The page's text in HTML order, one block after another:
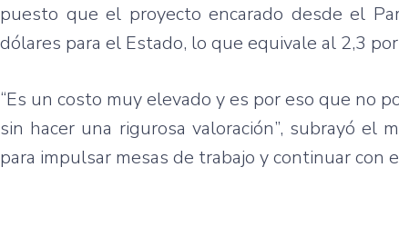
puesto que el proyecto encarado desde el
dólares para el Estado, lo que equivale al 2,3
“Es un costo muy elevado y es por eso que no
sin hacer una rigurosa valoración”, subrayó el
para impulsar mesas de trabajo y continuar con